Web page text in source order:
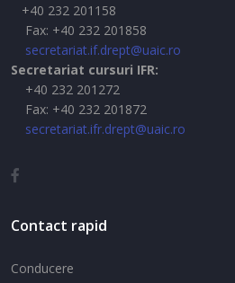
+40 232 201158
Fax: +40 232 201858
secretariat.if.drept@uaic.ro
Secretariat cursuri IFR:
+40 232 201272
Fax: +40 232 201872
secretariat.ifr.drept@uaic.ro
Contact rapid
Conducere